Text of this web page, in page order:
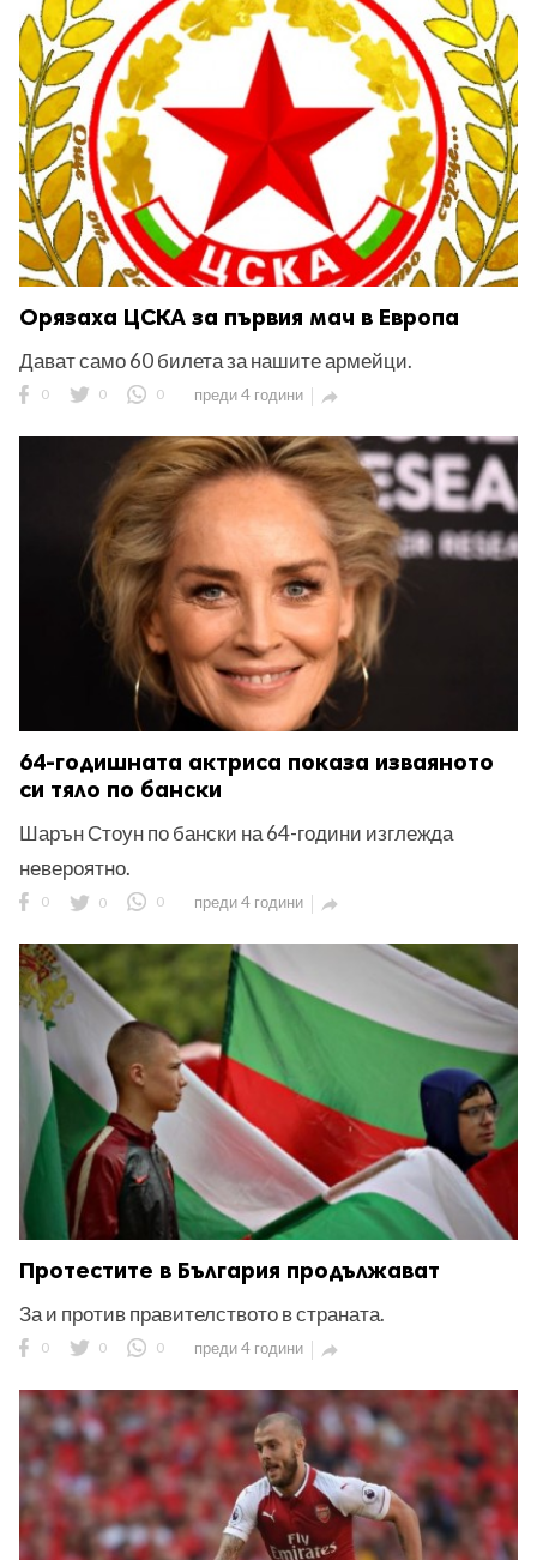
Орязаха ЦСКА за първия мач в Европа
Дават само 60 билета за нашите армейци.
0 0 0 преди 4 години 
64-годишната актриса показа изваяното
си тяло по бански
Шарън Стоун по бански на 64-години изглежда
невероятно.
0 0 0 преди 4 години 
Протестите в България продължават
За и против правителството в страната.
0 0 0 преди 4 години 